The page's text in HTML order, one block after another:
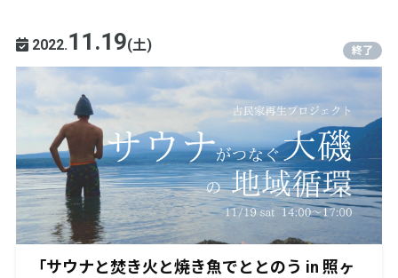
2022.11.19(土) 終了
「サウナと焚き火と焼き魚でととのう in 照ヶ